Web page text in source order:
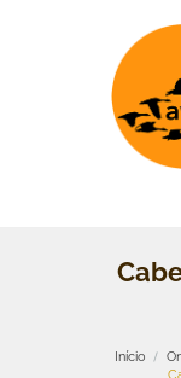
Início